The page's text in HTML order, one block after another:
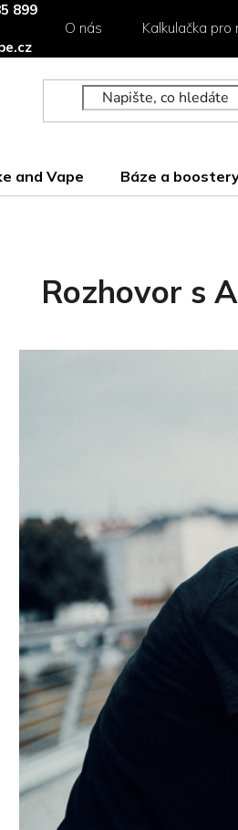
899
O nás Kalkulačka pro
and Vape Báze a
Rozhovor s